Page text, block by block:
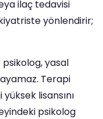
ilaç tedavisi
yönlendirir;
yasal
Terapi
lisansını
psikolog